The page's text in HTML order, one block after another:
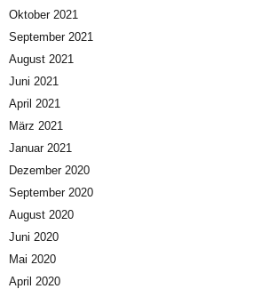
Oktober 2021
September 2021
August 2021
Juni 2021
April 2021
März 2021
Januar 2021
Dezember 2020
September 2020
August 2020
Juni 2020
Mai 2020
April 2020